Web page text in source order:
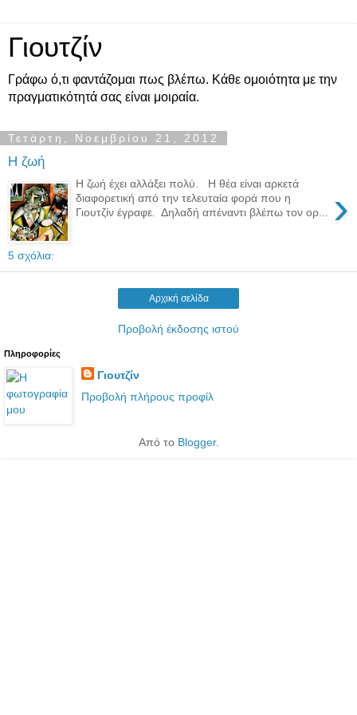
Γιουτζίν
Γράφω ό,τι φαντάζομαι πως βλέπω. Κάθε ομοιότητα με την
πραγματικότητά σας είναι μοιραία.
Τετάρτη, Νοεμβρίου 21, 2012
Η ζωή
›
Η ζωή έχει αλλάξει πολύ. Η θέα είναι αρκετά
διαφορετική από την τελευταία φορά που η
Γιουτζίν έγραφε. Δηλαδή απέναντι βλέπω τον ορ...
5 σχόλια:
Αρχική σελίδα
Προβολή έκδοσης ιστού
Πληροφορίες
Γιουτζίν
Προβολή πλήρους προφίλ
Από το Blogger.